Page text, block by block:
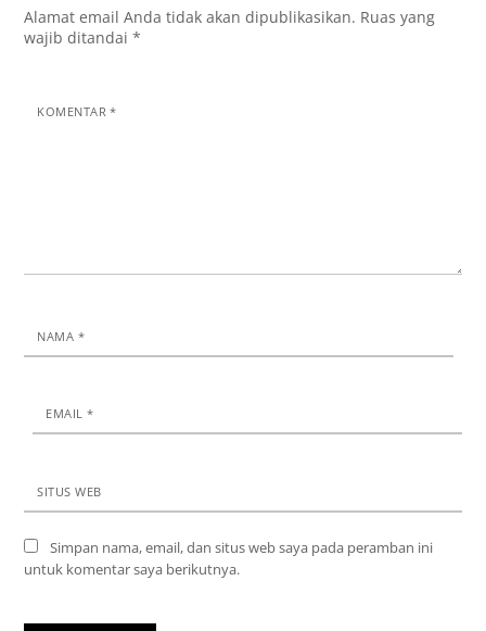
Alamat email Anda tidak akan dipublikasikan. Ruas yang
wajib ditandai*
KOMENTAR*
NAMA *
EMAIL*
SITUS WEB
Simpan nama, email, dan situs web saya pada peramban ini
untuk komentar saya berikutnya.